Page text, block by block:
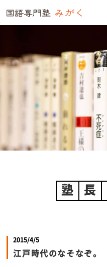
塾 長
2015/4/5
江戸時代のなそなぞ。